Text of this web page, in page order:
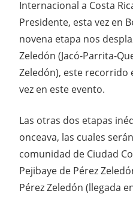
Internacional a Costa
Presidente, esta vez en
novena etapa nos
Zeledón (Jacó-Parrita-
Zeledón), este
vez en este evento.
Las otras dos etapas
onceava, las cuales
comunidad de Ciudad
Pejibaye de Pérez
Pérez Zeledón (llegada